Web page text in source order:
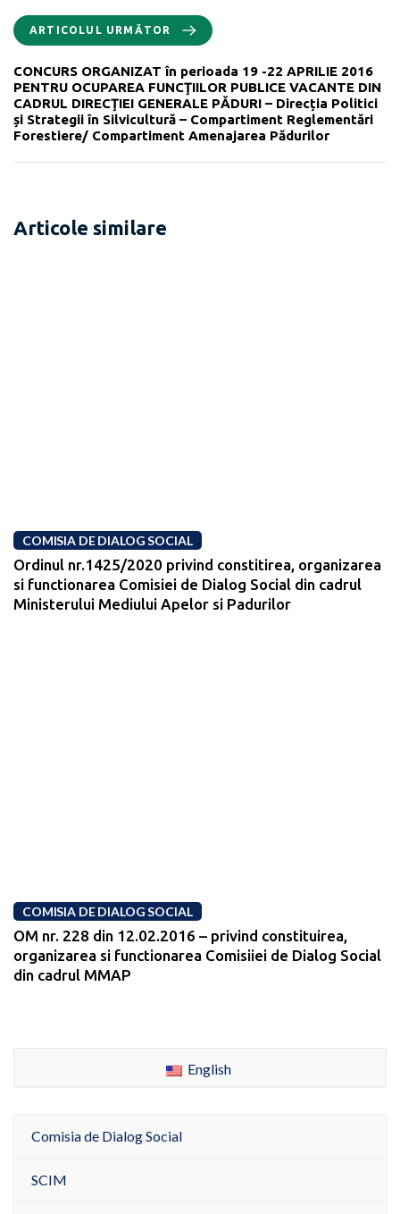
ARTICOLUL URMĂTOR
CONCURS ORGANIZAT în perioada 19 -22 APRILIE 2016
PENTRU OCUPAREA FUNCŢIILOR PUBLICE VACANTE DIN
CADRUL DIRECŢIEI GENERALE PĂDURI – Direcția Politici
și Strategii în Silvicultură – Compartiment Reglementări
Forestiere/ Compartiment Amenajarea Pădurilor
Articole similare
COMISIA DE DIALOG SOCIAL
Ordinul nr.1425/2020 privind constitirea, organizarea
si functionarea Comisiei de Dialog Social din cadrul
Ministerului Mediului Apelor si Padurilor
COMISIA DE DIALOG SOCIAL
OM nr. 228 din 12.02.2016 – privind constituirea,
organizarea si functionarea Comisiiei de Dialog Social
din cadrul MMAP
English
Comisia de Dialog Social
SCIM